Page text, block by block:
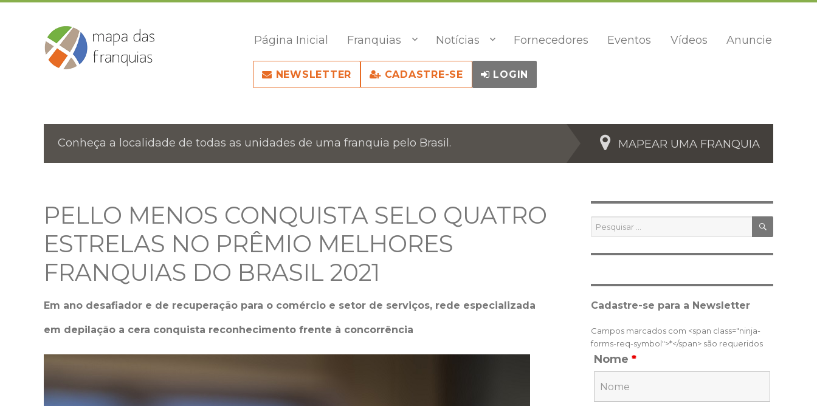
Página Inicial Franquias Notícias Fornecedores Eventos Vídeos Anuncie
NEWSLETTER CADASTRE-SE LOGIN
Conheça a localidade de todas as unidades de uma franquia pelo Brasil. MAPEAR UMA FRANQUIA
PELLO MENOS CONQUISTA SELO QUATRO
ESTRELAS NO PRÊMIO MELHORES
FRANQUIAS DO BRASIL 2021
Em ano desafiador e de recuperação para o comércio e setor de serviços, rede especializada
em depilação a cera conquista reconhecimento frente à concorrência
Pesquisar
por:
Cadastre-se para a Newsletter
Campos marcados com <span class="ninja-
forms-req-symbol">*</span> são requeridos
Nome *